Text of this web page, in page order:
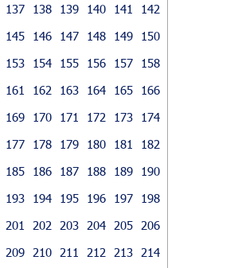
137 138 139 140 141
142
145 146 147 148 149
150
153 154 155 156 157
158
161 162 163 164 165
166
169 170 171 172 173
174
177 178 179 180 181
182
185 186 187 188 189
190
193 194 195 196 197
198
201 202 203 204 205
206
209 210 211 212 213
214